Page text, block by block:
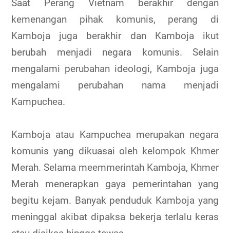
Saat Perang Vietnam berakhir dengan
kemenangan pihak komunis, perang di
Kamboja juga berakhir dan Kamboja ikut
berubah menjadi negara komunis. Selain
mengalami perubahan ideologi, Kamboja juga
mengalami perubahan nama menjadi
Kampuchea.
Kamboja atau Kampuchea merupakan negara
komunis yang dikuasai oleh kelompok Khmer
Merah. Selama meemmerintah Kamboja, Khmer
Merah menerapkan gaya pemerintahan yang
begitu kejam. Banyak penduduk Kamboja yang
meninggal akibat dipaksa bekerja terlalu keras